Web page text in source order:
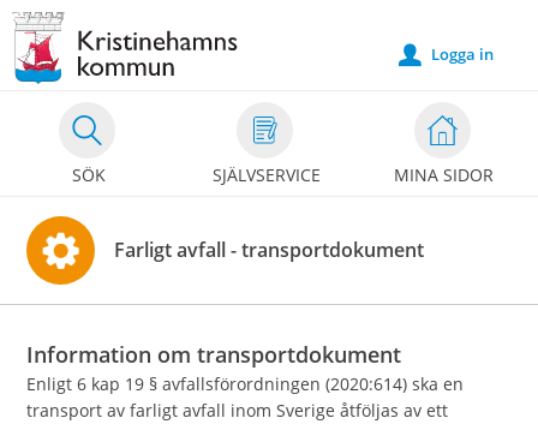
Välkommen
till
e-
tjänster
Kristinehamns
kommun
SÖK SJÄLVSERVICE MINA SIDOR
u Logga in
Farligt avfall - transportdokument
Information om transportdokument
Enligt 6 kap 19 § avfallsförordningen (2020:614) ska en
transport av farligt avfall inom Sverige åtföljas av ett